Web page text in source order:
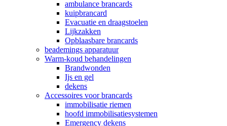
ambulance brancards
kuipbrancard
Evacuatie en draagstoelen
Lijkzakken
Opblaasbare brancards
beademings apparatuur
Warm-koud behandelingen
Brandwonden
Ijs en gel
dekens
Accessoires voor brancards
immobilisatie riemen
hoofd immobilisatiesystemen
Emergency dekens